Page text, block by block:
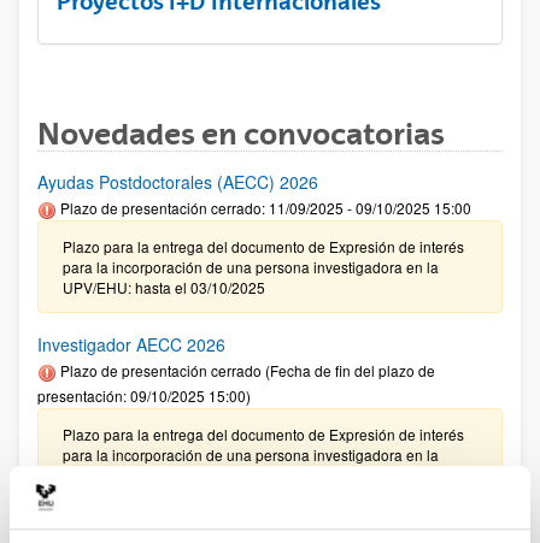
Novedades en convocatorias
Ayudas Postdoctorales (AECC) 2026
Plazo de presentación cerrado: 11/09/2025 - 09/10/2025 15:00
Plazo para la entrega del documento de Expresión de interés
para la incorporación de una persona investigadora en la
UPV/EHU: hasta el 03/10/2025
Investigador AECC 2026
Plazo de presentación cerrado (Fecha de fin del plazo de
presentación: 09/10/2025 15:00)
Plazo para la entrega del documento de Expresión de interés
para la incorporación de una persona investigadora en la
CONVOCATORIA 2025- I EXTRAORDINARIA PARA LA